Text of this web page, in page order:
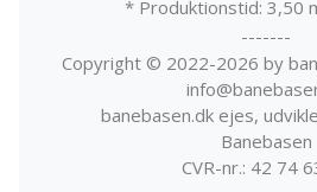
* Produktionstid: 3,50
-------
Copyright © 2022-2026 by
banebasen.dk ejes,
Banebasen
CVR-nr.: 42 74